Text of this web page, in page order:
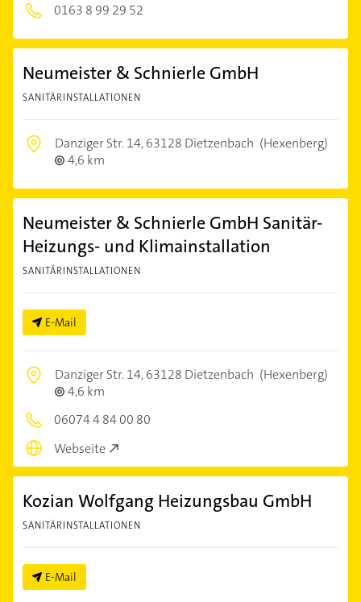
0163 8 99 29 52
Neumeister & Schnierle GmbH
SANITÄRINSTALLATIONEN
Danziger Str. 14,63128 Dietzenbach (Hexenberg)
4,6 km
Neumeister & Schnierle GmbH Sanitär-
Heizungs- und Klimainstallation
SANITÄRINSTALLATIONEN
E-Mail
Danziger Str. 14,63128 Dietzenbach (Hexenberg)
4,6 km
06074 4 84 00 80
Webseite
Kozian Wolfgang Heizungsbau GmbH
SANITÄRINSTALLATIONEN
E-Mail